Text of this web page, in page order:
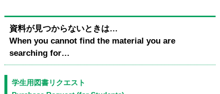
資料が見つからないときは…
When you cannot find the material you are
searching for…
学生用図書リクエスト